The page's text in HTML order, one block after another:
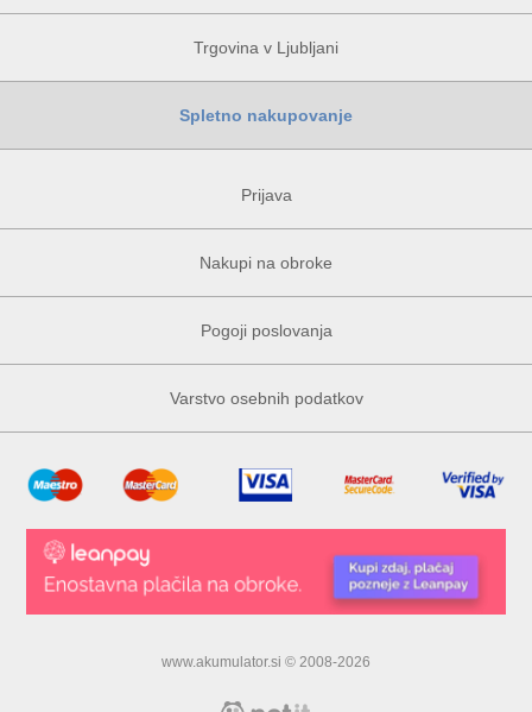
Trgovina v Ljubljani
Spletno nakupovanje
Prijava
Nakupi na obroke
Pogoji poslovanja
Varstvo osebnih podatkov
www.akumulator.si © 2008-2026